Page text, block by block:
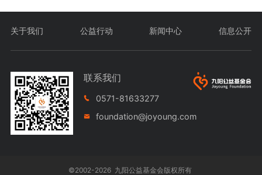
关于我们 公益行动 新闻中心 信息公开
联系我们
0571-81633277
foundation@joyoung.com
©2002-2026 九阳公益基金会版权所有